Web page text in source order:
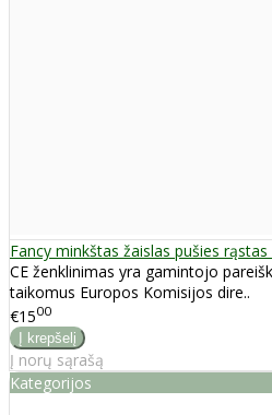
Fancy minkštas žaislas pušies rąstas
CE ženklinimas yra gamintojo
taikomus Europos Komisijos dire..
€1500
Į norų sąrašą
Kategorijos